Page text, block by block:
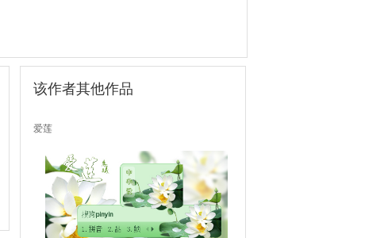
该作者其他作品
爱莲